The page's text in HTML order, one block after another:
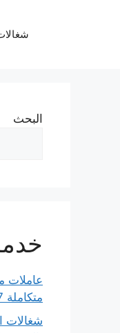
البحث
عاملات
متكاملة 1697 ريال
شغالات